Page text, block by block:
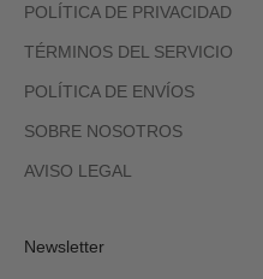
POLÍTICA DE PRIVACIDAD
TÉRMINOS DEL SERVICIO
POLÍTICA DE ENVÍOS
SOBRE NOSOTROS
AVISO LEGAL
Newsletter